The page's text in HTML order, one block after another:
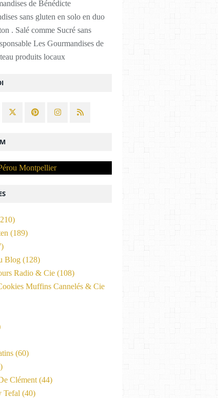
sans gluten en solo en duo
. Salé comme Sucré sans
Les Gourmandises de
produits locaux
(189)
Blog (128)
Radio & Cie (108)
Muffins Cannelés & Cie
(60)
Clément (44)
Tefal (40)